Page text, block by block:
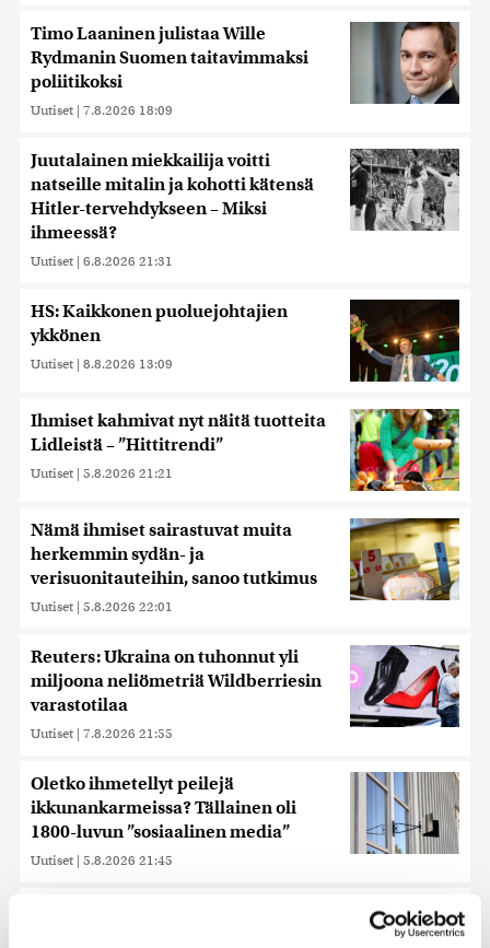
Timo Laaninen julistaa Wille
Rydmanin Suomen taitavimmaksi
poliitikoksi
Uutiset | 7.8.2026 18:09
Juutalainen miekkailija voitti
natseille mitalin ja kohotti kätensä
Hitler-tervehdykseen – Miksi
ihmeessä?
Uutiset | 6.8.2026 21:31
HS: Kaikkonen puoluejohtajien
ykkönen
Uutiset | 8.8.2026 13:09
Ihmiset kahmivat nyt näitä tuotteita
Lidleistä – ”Hittitrendi”
Uutiset | 5.8.2026 21:21
Nämä ihmiset sairastuvat muita
herkemmin sydän- ja
verisuonitauteihin, sanoo tutkimus
Uutiset | 5.8.2026 22:01
Reuters: Ukraina on tuhonnut yli
miljoona neliömetriä Wildberriesin
varastotilaa
Uutiset | 7.8.2026 21:55
Oletko ihmetellyt peilejä
ikkunankarmeissa? Tällainen oli
1800-luvun ”sosiaalinen media”
Uutiset | 5.8.2026 21:45